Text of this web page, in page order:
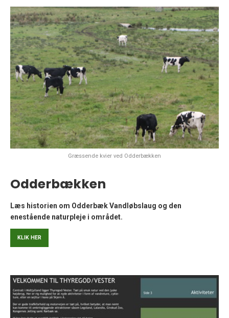
Græssende kvier ved Odderbækken
Odderbækken
Læs historien om Odderbæk Vandløbslaug og den
enestående naturpleje i området.
KLIK HER